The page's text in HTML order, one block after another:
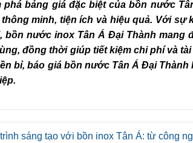
phá bảng giá đặc biệt của bồn nước
minh, tiện ích và hiệu quả. Với sự
bồn nước inox Tân Á Đại Thành mang
đồng thời giúp tiết kiệm chi phí và
bỉ, báo giá bồn nước Tân Á Đại
sáng tạo với bồn inox Tân Á: từ công